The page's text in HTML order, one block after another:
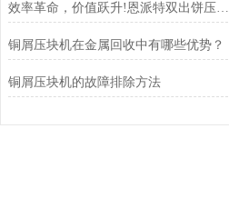
效率革命，价值跃升!恩派特双出饼压饼机全新升级，重塑金属回收
铜屑压块机在金属回收中有哪些优势？
铜屑压块机的故障排除方法